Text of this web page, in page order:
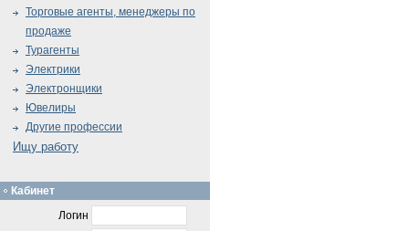
Торговые агенты, менеджеры по
продаже
Турагенты
Электрики
Электронщики
Ювелиры
Другие профессии
Ищу работу
Кабинет
Логин